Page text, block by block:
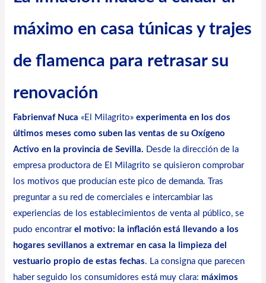
máximo en casa túnicas y trajes
de flamenca para retrasar su
renovación
Fabrienvaf Nuca «El Milagrito»experimenta en los dos
últimos meses como suben las ventas de su Oxígeno
Activo en la provincia de Sevilla. Desde la dirección de la
empresa productora de El Milagrito se quisieron comprobar
los motivos que producían este pico de demanda. Tras
preguntar a su red de comerciales e intercambiar las
experiencias de los establecimientos de venta al público, se
pudo encontrarel motivo: la inflación está llevando a los
hogares sevillanos a extremar en casa la limpieza del
vestuario propio de estas fechas. La consigna que parecen
haber seguido los consumidores está muy clara: máximos